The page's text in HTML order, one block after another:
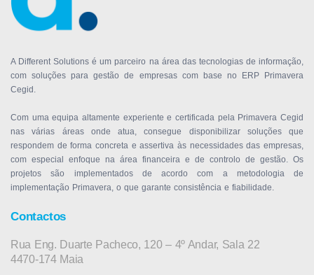
A Different Solutions é um parceiro na área das tecnologias de informação,
com soluções para gestão de empresas com base no ERP Primavera
Cegid.
Com uma equipa altamente experiente e certificada pela Primavera Cegid
nas várias áreas onde atua, consegue disponibilizar soluções que
respondem de forma concreta e assertiva às necessidades das empresas,
com especial enfoque na área financeira e de controlo de gestão. Os
projetos são implementados de acordo com a metodologia de
implementação Primavera, o que garante consistência e fiabilidade.
Contactos
Rua Eng. Duarte Pacheco, 120 – 4º Andar, Sala 22
4470-174 Maia